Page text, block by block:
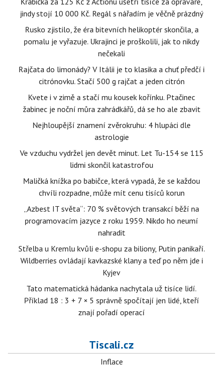
jindy stojí 10 000 Kč. Regál s nářadím je věčně prázdný
Rusko zjistilo, že éra bitevních helikoptér skončila, a
pomalu je vyřazuje. Ukrajinci je proškolili, jak to nikdy
nečekali
Rajčata do limonády? V Itálii je to klasika a chuť předčí i
citrónovku. Stačí 500 g rajčat a jeden citrón
Kvete i v zimě a stačí mu kousek kořínku. Ptačinec
žabinec je noční můra zahrádkářů, dá se ho ale zbavit
Nejhloupější znamení zvěrokruhu: 4 hlupáci dle
astrologie
Ve vzduchu vydržel jen devět minut. Let Tu-154 se 115
lidmi skončil katastrofou
Maličká knížka po babičce, která vypadá, že se každou
chvíli rozpadne, může mít cenu tisíců korun
„Azbest IT světa“: 70 % světových transakcí běží na
programovacím jazyce z roku 1959. Nikdo ho neumí
nahradit
Střelba u Kremlu kvůli e-shopu za biliony, Putin panikaří.
Wildberries ovládají kavkazské klany a teď po něm jde i
Kyjev
Tato matematická hádanka nachytala už tisíce lidí.
Příklad 18 : 3 + 7 × 5 správně spočítají jen lidé, kteří
znají pořadí operací
Tiscali.cz
Inflace